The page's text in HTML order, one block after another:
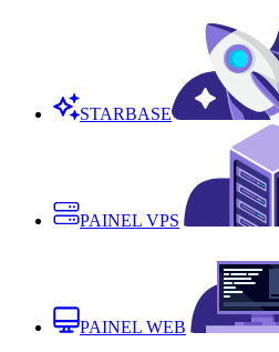
STARBASE
PAINEL VPS
PAINEL WEB